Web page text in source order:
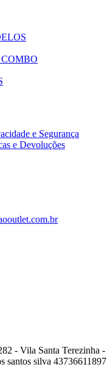
e Segurança
e Devoluções
- Vila Santa Terezinha -
santos silva 43736611897